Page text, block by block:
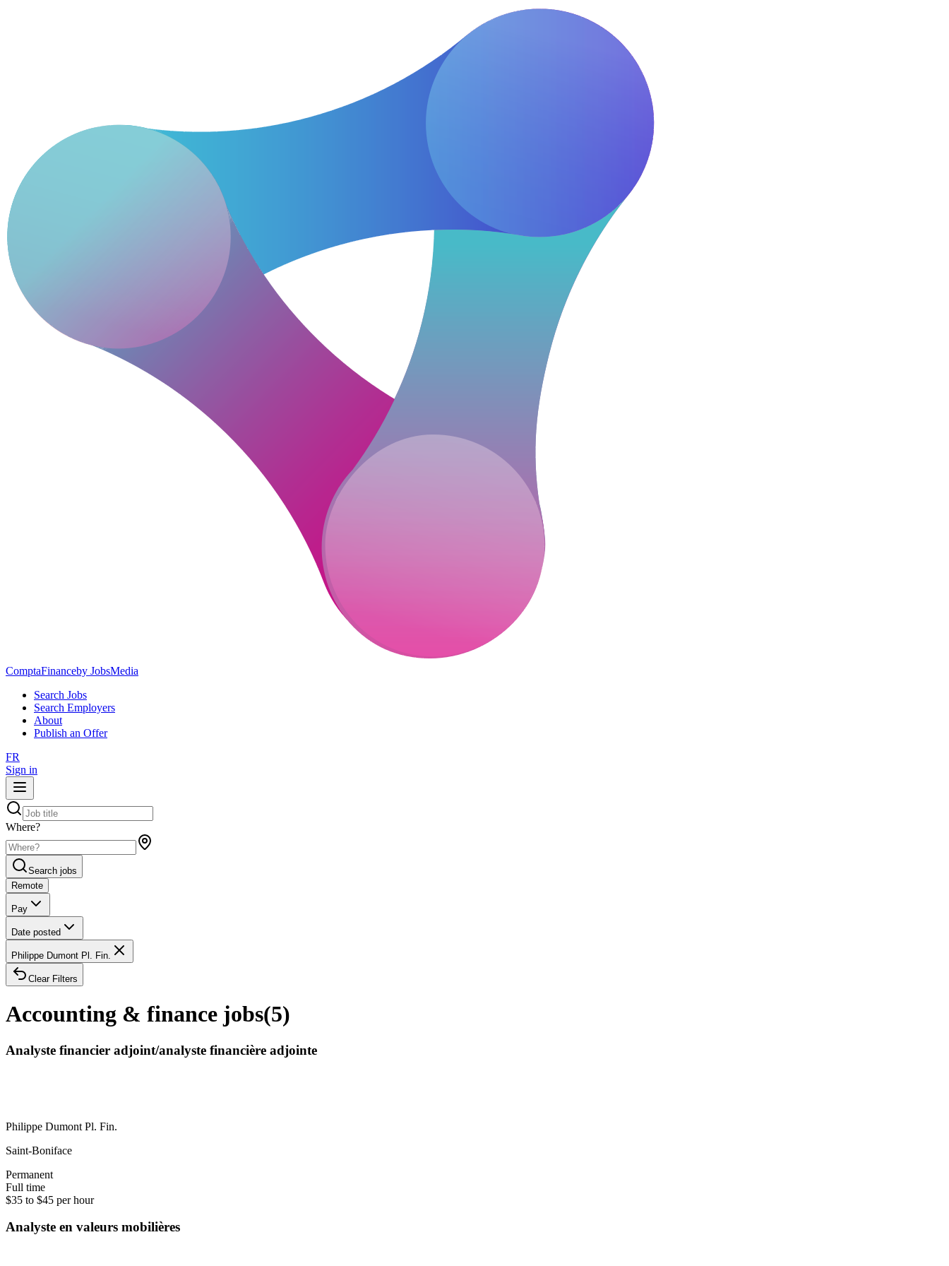
ComptaFinanceby JobsMedia
Search Jobs
Search Employers
About
Publish an Offer
FR
Sign in
Where?
Search jobs
Remote
Pay
Date posted
Philippe Dumont Pl. Fin.
Clear Filters
Accounting & finance jobs(5)
Analyste financier adjoint/analyste financière adjointe
Philippe Dumont Pl. Fin.
Saint-Boniface
Permanent
Full time
$35 to $45 per hour
Analyste en valeurs mobilières